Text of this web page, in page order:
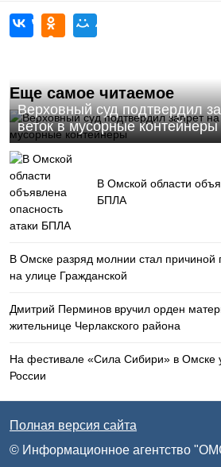
Еще самое читаемое
Верховный суд подтвердил
веток в мусорные контейнеры
В Омской области
БПЛА
В Омске разряд молнии стал причиной
на улице Гражданской
Дмитрий Перминов вручил орден
жительнице Черлакского района
На фестивале «Сила Сибири» в Омске
России
Полная версия сайта
© Информационное агентство